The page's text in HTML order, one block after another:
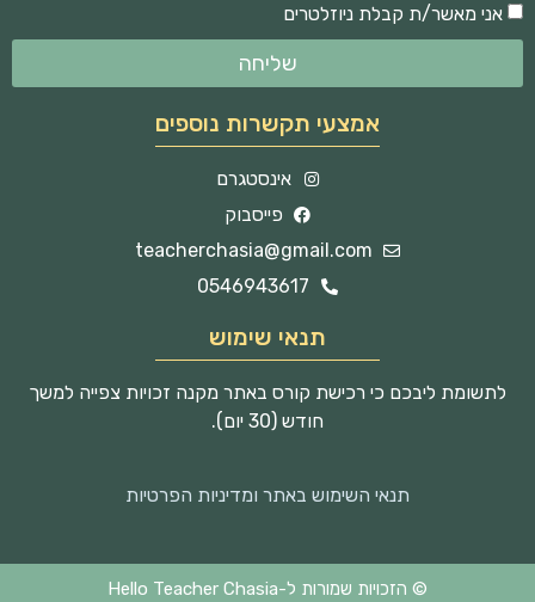
אני מאשר/ת קבלת ניוזלטרים
שליחה
אמצעי תקשרות נוספים
אינסטגרם
פייסבוק
teacherchasia@gmail.com
0546943617
תנאי שימוש
לתשומת ליבכם כי רכישת קורס באתר מקנה זכויות צפייה למשך
חודש (30 יום).
תנאי השימוש באתר ומדיניות הפרטיות
© הזכויות שמורות ל-Hello Teacher Chasia